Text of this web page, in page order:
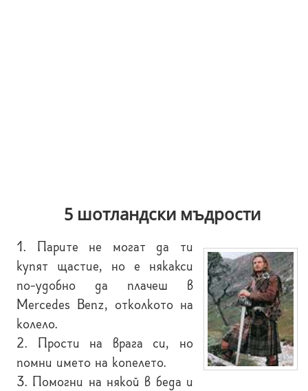
5 шотландски мъдрости
1. Парите не могат да ти
купят щастие, но е някакси
по-удобно да плачеш в
Mercedes Benz, отколкото на
колело.
2. Прости на врага си, но
помни името на копелето.
3. Помогни на някой в беда и